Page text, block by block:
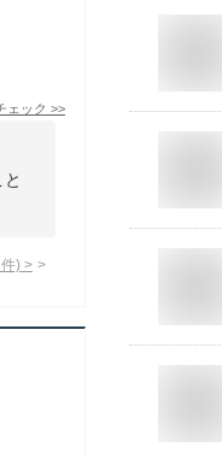
ェック >>
件) >